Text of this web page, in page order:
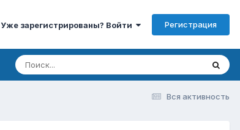
Уже зарегистрированы? Войти Регистрация
Вся активность